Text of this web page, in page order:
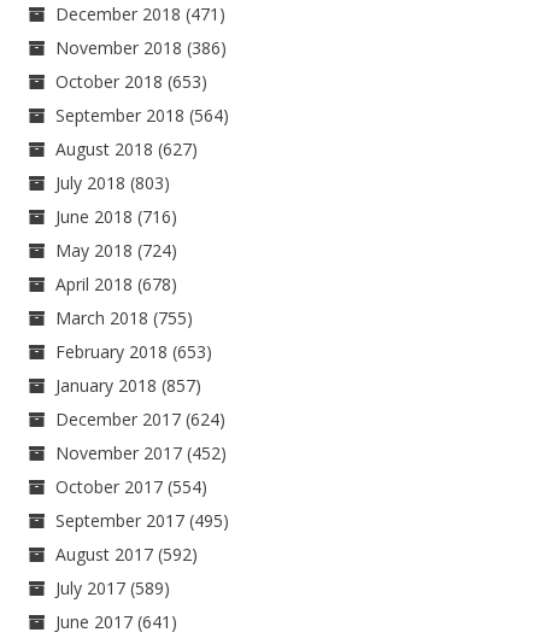
December 2018 (471)
November 2018 (386)
October 2018 (653)
September 2018 (564)
August 2018 (627)
July 2018 (803)
June 2018 (716)
May 2018 (724)
April 2018 (678)
March 2018 (755)
February 2018 (653)
January 2018 (857)
December 2017 (624)
November 2017 (452)
October 2017 (554)
September 2017 (495)
August 2017 (592)
July 2017 (589)
June 2017 (641)